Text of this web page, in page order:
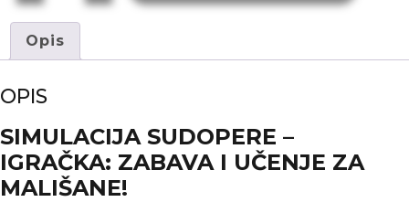
Opis
OPIS
SIMULACIJA SUDOPERE –
IGRAČKA: ZABAVA I UČENJE ZA
MALIŠANE!